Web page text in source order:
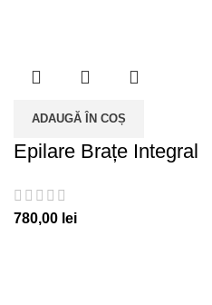
ADAUGĂ ÎN COȘ
Epilare Brațe Integral
780,00 lei